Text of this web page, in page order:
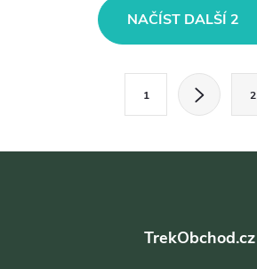
d
NAČÍST DALŠÍ 2
á
1 2
TrekObchod.cz